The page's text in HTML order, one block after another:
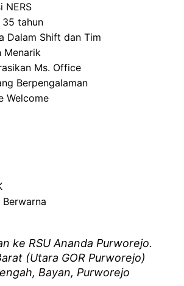
NERS
35 tahun
Dalam Shift dan Tim
Menarik
Ms. Office
Berpengalaman
Welcome
ke RSU Ananda Purworejo.
(Utara GOR Purworejo)
Bayan, Purworejo